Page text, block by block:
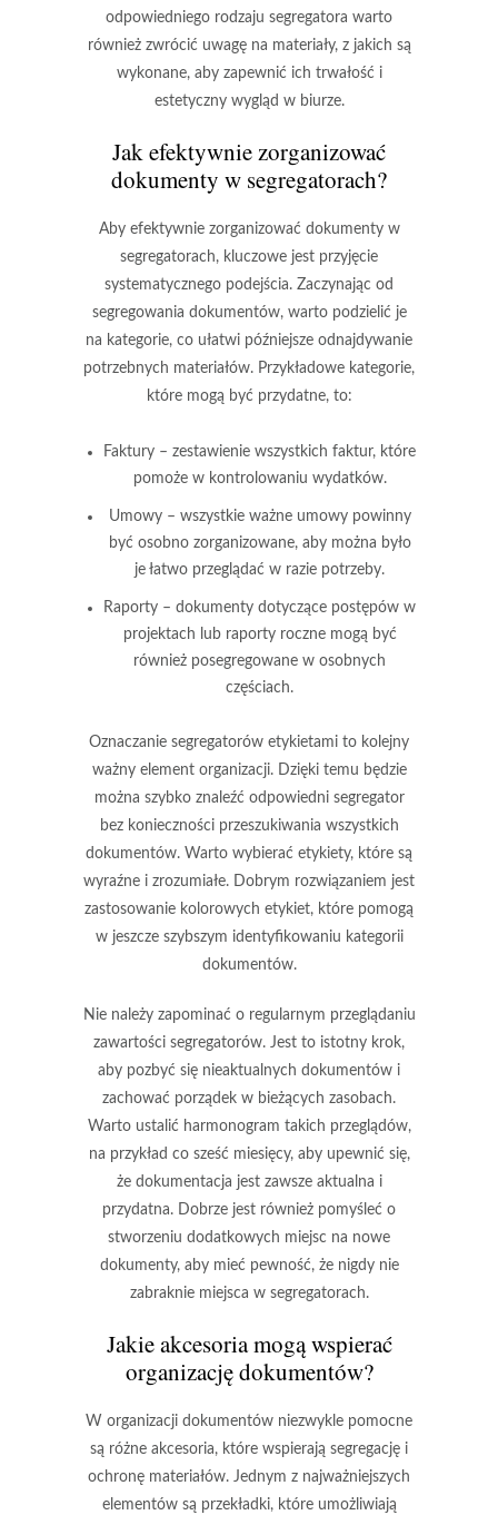
odpowiedniego rodzaju segregatora warto
również zwrócić uwagę na materiały, z jakich są
wykonane, aby zapewnić ich trwałość i
estetyczny wygląd w biurze.
Jak efektywnie zorganizować
dokumenty w segregatorach?
Aby efektywnie zorganizować dokumenty w
segregatorach, kluczowe jest przyjęcie
systematycznego podejścia. Zaczynając od
segregowania dokumentów, warto podzielić je
na kategorie, co ułatwi późniejsze odnajdywanie
potrzebnych materiałów. Przykładowe kategorie,
które mogą być przydatne, to:
Faktury – zestawienie wszystkich faktur, które
pomoże w kontrolowaniu wydatków.
Umowy– wszystkie ważne umowy powinny
być osobno zorganizowane, aby można było
je łatwo przeglądać w razie potrzeby.
Raporty – dokumenty dotyczące postępów w
projektach lub raporty roczne mogą być
również posegregowane w osobnych
częściach.
Oznaczanie segregatorów etykietami to kolejny
ważny element organizacji. Dzięki temu będzie
można szybko znaleźć odpowiedni segregator
bez konieczności przeszukiwania wszystkich
dokumentów. Warto wybierać etykiety, które są
wyraźne i zrozumiałe. Dobrym rozwiązaniem jest
zastosowanie kolorowych etykiet, które pomogą
w jeszcze szybszym identyfikowaniu kategorii
dokumentów.
Nie należy zapominać o regularnym przeglądaniu
zawartości segregatorów. Jest to istotny krok,
aby pozbyć się nieaktualnych dokumentów i
zachować porządek w bieżących zasobach.
Warto ustalić harmonogram takich przeglądów,
na przykład co sześć miesięcy, aby upewnić się,
że dokumentacja jest zawsze aktualna i
przydatna. Dobrze jest również pomyśleć o
stworzeniu dodatkowych miejsc na nowe
dokumenty, aby mieć pewność, że nigdy nie
zabraknie miejsca w segregatorach.
Jakie akcesoria mogą wspierać
organizację dokumentów?
W organizacji dokumentów niezwykle pomocne
są różne akcesoria, które wspierają segregację i
ochronę materiałów. Jednym z najważniejszych
elementów są przekładki, które umożliwiają